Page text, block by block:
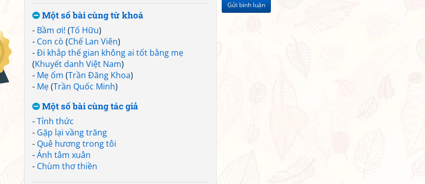
Gửi bình luận
Một số bài cùng từ khoá
- Bầm ơi! (Tố Hữu)
- Con cò (Chế Lan Viên)
-Đi khắp thế gian không ai tốt bằng mẹ
(Khuyết danh Việt Nam)
- Mẹ ốm (Trần Đăng Khoa)
- Mẹ(Trần Quốc Minh)
Một số bài cùng tác giả
-Tỉnh thức
- Gặp lại vầng trăng
- Quê hương trong tôi
-Ánh tâm xuân
- Chùm thơ thiền